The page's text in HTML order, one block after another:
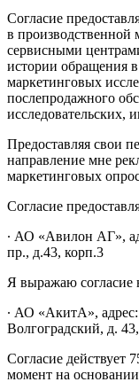
Согласие
в
сервисными
истории обращения
маркетинговых
послепродажного
Предоставляя свои
направление мне
маркетинговых
Согласие
∙ АО «Авилон АГ»,
пр., д.43, корп.3
Я выражаю согласие
∙ АО «АкитА»,
Волгоградский, д.
Согласие действует
момент на